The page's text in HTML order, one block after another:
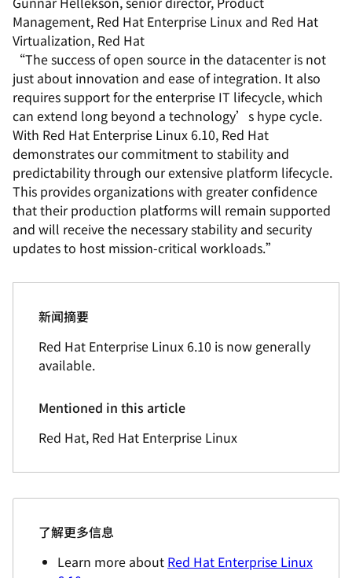
Management, Red Hat Enterprise Linux and Red Hat
Virtualization, Red Hat
“The success of open source in the datacenter is not
just about innovation and ease of integration. It also
requires support for the enterprise IT lifecycle, which
can extend long beyond a technology’s hype cycle.
With Red Hat Enterprise Linux 6.10, Red Hat
demonstrates our commitment to stability and
predictability through our extensive platform lifecycle.
This provides organizations with greater confidence
that their production platforms will remain supported
and will receive the necessary stability and security
updates to host mission-critical workloads.”
新闻摘要
Red Hat Enterprise Linux 6.10 is now generally
available.
Mentioned in this article
Red Hat, Red Hat Enterprise Linux
了解更多信息
Learn more about Red Hat Enterprise Linux